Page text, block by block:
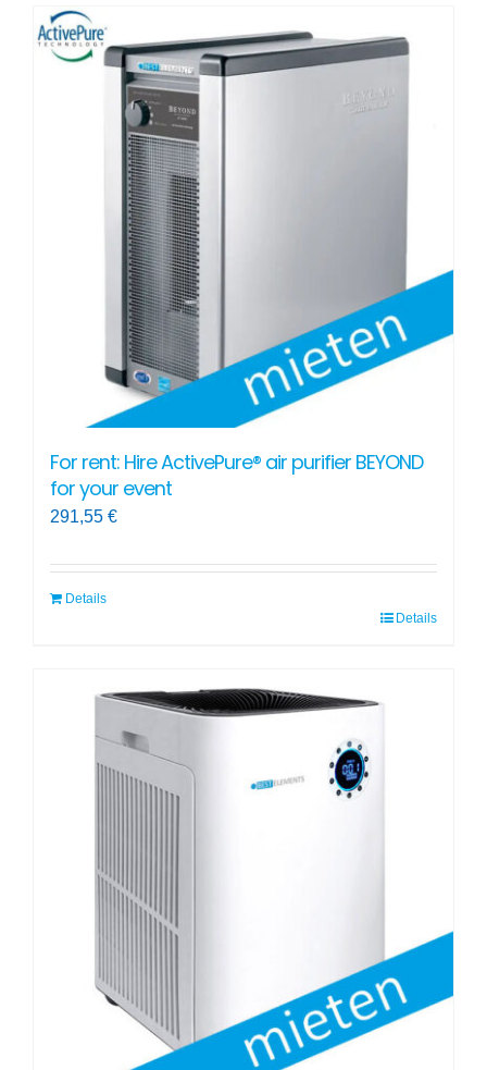
For rent: Hire ActivePure® air purifier BEYOND
for your event
291,55 €
Details
Details